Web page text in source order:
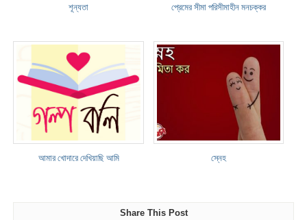
শূন্যতা প্রেমের সীমা পরিসীমাহীন মনচক্কর
আমার খোদারে দেখিয়াছি আমি স্নেহ
Share This Post